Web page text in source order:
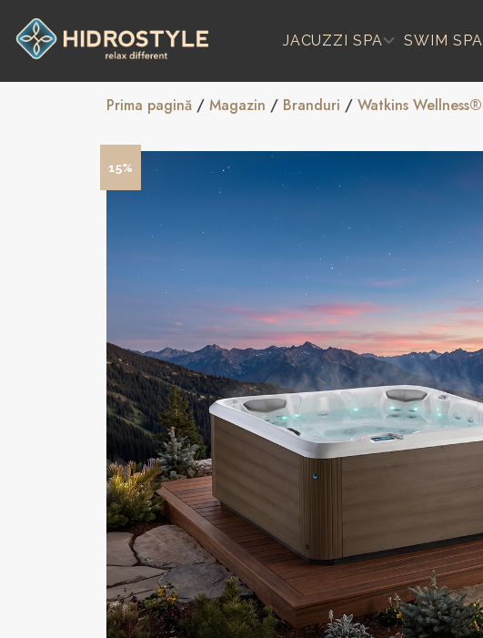
content
JACUZZI SPA SWIM SPA
Prima pagină / Magazin / Branduri / Watkins Wellness®
15%